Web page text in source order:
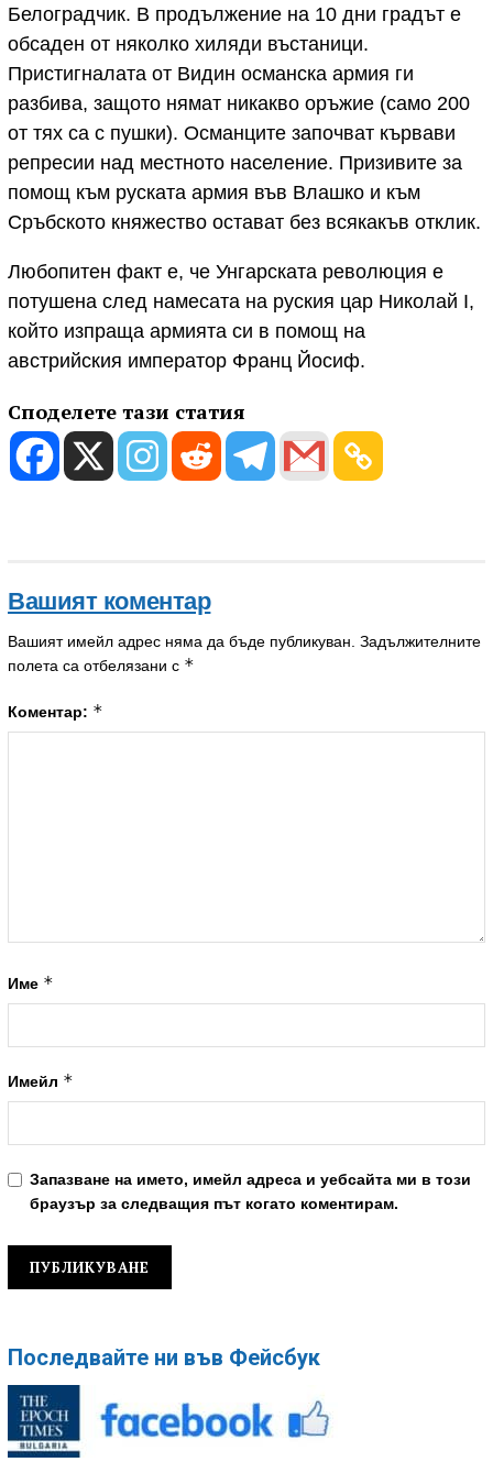
Белоградчик. В продължение на 10 дни градът е
обсаден от няколко хиляди въстаници.
Пристигналата от Видин османска армия ги
разбива, защото нямат никакво оръжие (само 200
от тях са с пушки). Османците започват кървави
репресии над местното население. Призивите за
помощ към руската армия във Влашко и към
Сръбското княжество остават без всякакъв отклик.
Любопитен факт е, че Унгарската революция е
потушена след намесата на руския цар Николай I,
който изпраща армията си в помощ на
австрийския император Франц Йосиф.
Споделете тази статия
Вашият коментар
Вашият имейл адрес няма да бъде публикуван. Задължителните
полета са отбелязани с *
Коментар: *
Име *
Имейл *
Запазване на името, имейл адреса и уебсайта ми в този
браузър за следващия път когато коментирам.
Последвайте ни във Фейсбук